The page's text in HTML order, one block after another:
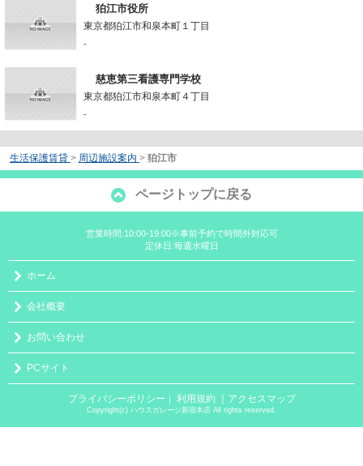
狛江市役所
東京都狛江市和泉本町１丁目
-
慈恵第三看護専門学校
東京都狛江市和泉本町４丁目
-
生活保護賃貸 > 周辺施設案内 > 狛江市
ページトップに戻る
営業時間:10:00-19:00※事前予約で時間外対応可
定休日:毎週水曜日
ホーム
会社概要
お問い合わせ
PCサイト
プライバシーポリシー ｜ 利用規約 ｜アクセスマップ
Copyright(c) ハウスガレージ新宿本店 All rights reserved.